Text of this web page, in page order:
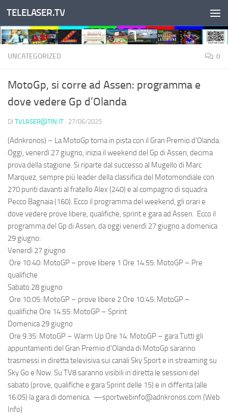
Salta al contenuto
TELELASER.TV
UNCATEGORIZED 0
MotoGp, si corre ad Assen: programma e
dove vedere Gp d’Olanda
DI TVLASER@TIN.IT · 27/06/2025
(Adnkronos) – La MotoGp torna in pista con il Gran Premio d'Olanda.
Oggi, venerdì 27 giugno, inizia il weekend del Gp di Assen, decima
prova della stagione. Si riparte dal successo al Mugello di Marc
Marquez, sempre più leader della classifica del Motomondiale con
270 punti davanti al fratello Alex (240) e al compagno di squadra
Pecco Bagnaia (160). Ecco il programma del weekend, gli orari e
dove vedere prove libere, qualifiche, sprint e gara ad Assen. Ecco il
programma del Gp di Assen, da oggi venerdì 27 giugno a domenica
29 giugno:
Venerdì 27 giugno
Ore 10.40: MotoGP – prove libere 1 Ore 14.55: MotoGP – Pre
qualifiche
Sabato 28 giugno
Ore 10.05: MotoGP – prove libere 2 Ore 10.45: MotoGP –
qualifiche Ore 14.55: MotoGP – Sprint
Domenica 29 giugno
Ore 9.35: MotoGP – Warm Up Ore 14: MotoGP – gara Tutti gli
appuntamenti del Gran Premio d'Olanda di MotoGp saranno
trasmessi in diretta televisiva sui canali Sky Sport e in streaming su
Sky Go e Now. Su TV8 saranno visibili in diretta le sessioni del
sabato (prove, qualifiche e gara Sprint delle 15) e in differita (alle
16:05) la gara di domenica. —sportwebinfo@adnkronos.com (Web
Info)